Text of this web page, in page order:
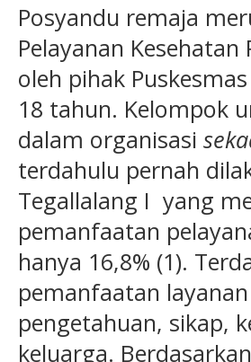
Posyandu remaja
Pelayanan Kesehatan
oleh pihak
18 tahun. Kelompok
dalam organisasi
terdahulu pernah
Tegallalang I yang
pemanfaatan
hanya 16,8% (1).
pemanfaatan
pengetahuan, sikap,
keluarga.